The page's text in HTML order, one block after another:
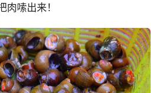
肉嗦出来！